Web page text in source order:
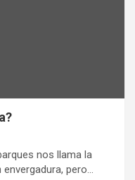
nos llama la
pero…